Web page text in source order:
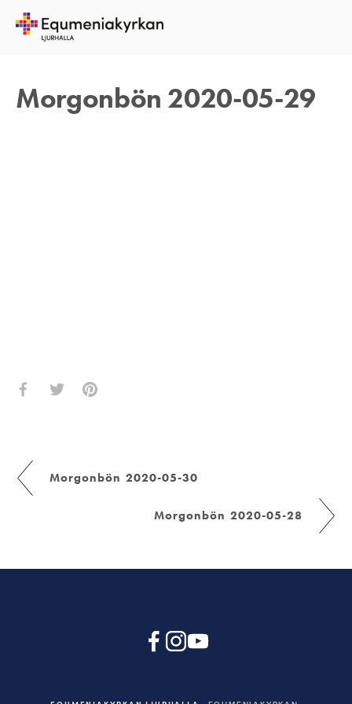
Morgonbön 2020-05-29
29 MAJ 2020
Morgonbön 2020-05-30
Morgonbön 2020-05-28